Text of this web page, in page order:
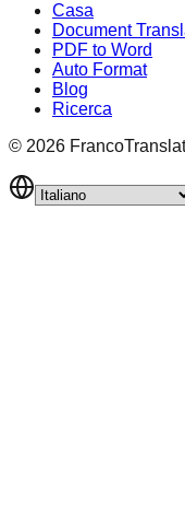
Casa
Document
PDF to Word
Auto Format
Blog
Ricerca
© 2026